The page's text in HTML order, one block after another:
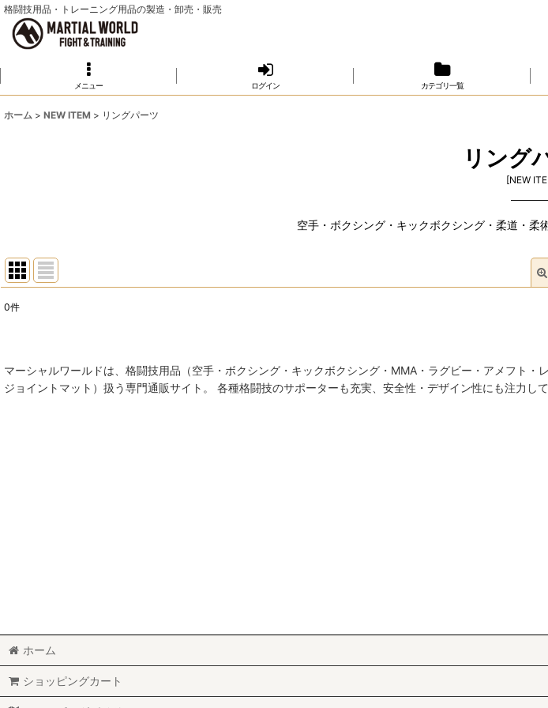
格闘技用品・トレーニング用品の製造・卸売・販売
メニュー ログイン カテゴリ一覧
ホーム > NEW ITEM > リングパーツ
リング
[NEW
空手・ボクシング・キックボクシング・柔道・柔
0件
マーシャルワールドは、格闘技用品（空手・ボクシング・キックボクシング・MMA・ラグビー・アメフト
ジョイントマット）扱う専門通販サイト。 各種格闘技のサポーターも充実、安全性・デザイン性にも注力し
ホーム
ショッピングカート